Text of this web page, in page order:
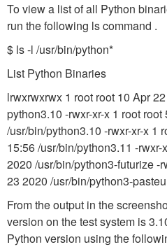
To view a list of all Python
run the following ls command .
$ ls -l /usr/bin/python*
List Python Binaries
lrwxrwxrwx 1 root root 10 Apr
python3.10 -rwxr-xr-x 1 root
/usr/bin/python3.10 -rwxr-xr-x 1
15:56 /usr/bin/python3.11 -
2020 /usr/bin/python3-futurize -
23 2020 /usr/bin/python3-
From the output in the
version on the test system is
Python version using the